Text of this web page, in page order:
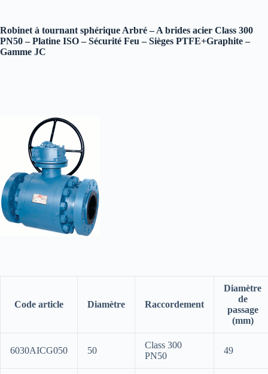
Robinet à tournant sphérique Arbré – A brides acier Class 300
PN50 – Platine ISO – Sécurité Feu – Sièges PTFE+Graphite –
Gamme JC
Code article Diamètre Raccordement
Diamètre
de
passage
(mm)
6030AICG050 50
Class 300
PN50
49